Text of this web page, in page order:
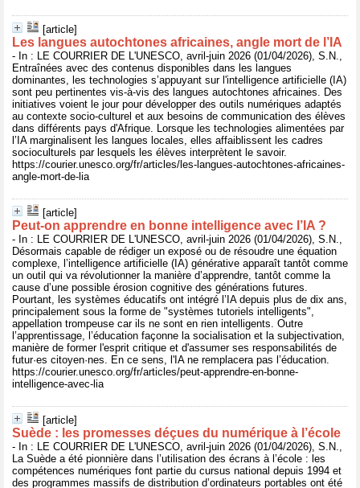
[article]
Les langues autochtones africaines, angle mort de l’IA
- In : LE COURRIER DE L'UNESCO, avril-juin 2026 (01/04/2026), S.N.,
Entraînées avec des contenus disponibles dans les langues
dominantes, les technologies s’appuyant sur l'intelligence artificielle (IA)
sont peu pertinentes vis-à-vis des langues autochtones africaines. Des
initiatives voient le jour pour développer des outils numériques adaptés
au contexte socio-culturel et aux besoins de communication des élèves
dans différents pays d'Afrique. Lorsque les technologies alimentées par
l’IA marginalisent les langues locales, elles affaiblissent les cadres
socioculturels par lesquels les élèves interprètent le savoir.
https://courier.unesco.org/fr/articles/les-langues-autochtones-africaines-
angle-mort-de-lia
[article]
Peut-on apprendre en bonne intelligence avec l’IA ?
- In : LE COURRIER DE L'UNESCO, avril-juin 2026 (01/04/2026), S.N.,
Désormais capable de rédiger un exposé ou de résoudre une équation
complexe, l’intelligence artificielle (IA) générative apparaît tantôt comme
un outil qui va révolutionner la manière d’apprendre, tantôt comme la
cause d’une possible érosion cognitive des générations futures.
Pourtant, les systèmes éducatifs ont intégré l’IA depuis plus de dix ans,
principalement sous la forme de "systèmes tutoriels intelligents",
appellation trompeuse car ils ne sont en rien intelligents. Outre
l’apprentissage, l’éducation façonne la socialisation et la subjectivation,
manière de former l'esprit critique et d'assumer ses responsabilités de
futur·es citoyen·nes. En ce sens, l'IA ne remplacera pas l’éducation.
https://courier.unesco.org/fr/articles/peut-apprendre-en-bonne-
intelligence-avec-lia
[article]
Suède : les promesses déçues du numérique à l’école
- In : LE COURRIER DE L'UNESCO, avril-juin 2026 (01/04/2026), S.N.,
La Suède a été pionnière dans l’utilisation des écrans à l’école : les
compétences numériques font partie du cursus national depuis 1994 et
des programmes massifs de distribution d’ordinateurs portables ont été